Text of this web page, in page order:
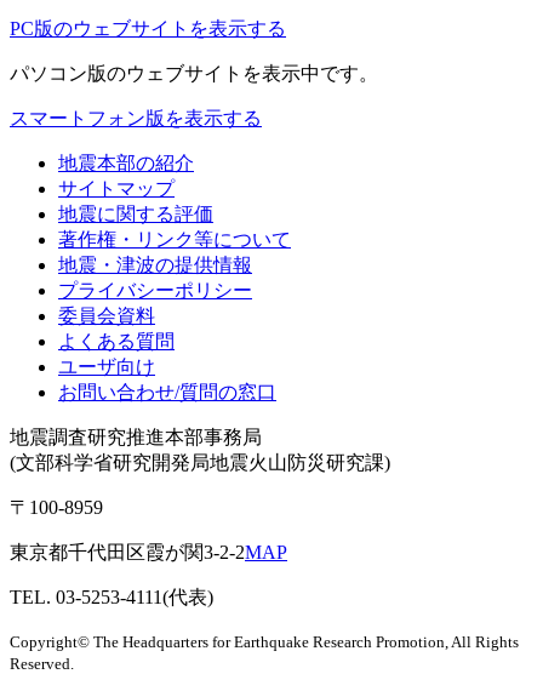
PC版のウェブサイトを表示する
パソコン版のウェブサイトを表示中です。
スマートフォン版を表示する
地震本部の紹介
サイトマップ
地震に関する評価
著作権・リンク等について
地震・津波の提供情報
プライバシーポリシー
委員会資料
よくある質問
ユーザ向け
お問い合わせ/質問の窓口
地震調査研究推進本部事務局
(文部科学省研究開発局地震火山防災研究課)
〒100-8959
東京都千代田区霞が関3-2-2MAP
TEL. 03-5253-4111(代表)
Copyright© The Headquarters for Earthquake Research Promotion, All Rights
Reserved.